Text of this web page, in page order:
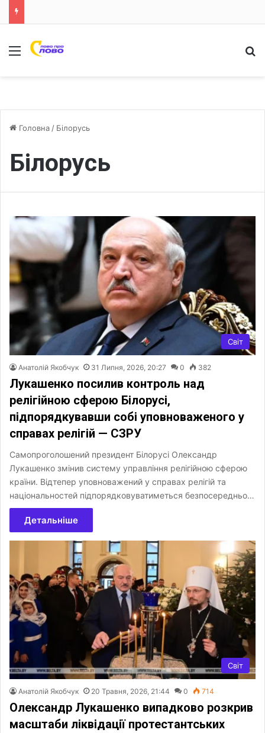
Меню
Головна / Білорусь
Білорусь
Світ
Анатолій Якобчук 31 Липня, 2026, 20:27 0 382
Лукашенко посилив контроль над
релігійною сферою Білорусі,
підпорядкувавши собі уповноваженого у
справах релігій — СЗРУ
Самопроголошений президент Білорусі Олександр
Лукашенко змінив систему управління релігійною сферою
країни. Відтепер уповноважений у справах релігій та
національностей підпорядковуватиметься безпосередньо…
Детальніше
Світ
Анатолій Якобчук 20 Травня, 2026, 21:44 0 714
Олександр Лукашенко випадково розкрив
масштаби ліквідації протестантських